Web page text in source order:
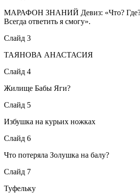
МАРАФОН ЗНАНИЙ Девиз: «Что? Где?
Всегда ответить я смогу».
Слайд 3
ТАЯНОВА АНАСТАСИЯ
Слайд 4
Жилище Бабы Яги?
Слайд 5
Избушка на курьих ножках
Слайд 6
Что потеряла Золушка на балу?
Слайд 7
Туфельку